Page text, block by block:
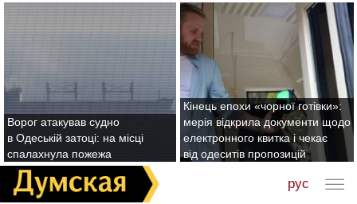
Ворог атакував судно
в Одеській затоці: на місці
спалахнула пожежа
Кінець епохи «чорної готівки»:
мерія відкрила документи щодо
електронного квитка і чекає
від одеситів пропозицій
рус